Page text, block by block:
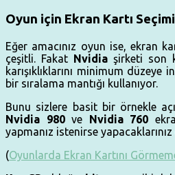
Oyun için Ekran Kartı Seçimi
Eğer amacınız oyun ise, ekran
çeşitli. Fakat Nvidia şirketi son
karışıklıklarını minimum
bir sıralama mantığı kullanıyor.
Bunu sizlere basit bir örnekle
Nvidia 980ve Nvidia 760
yapmanız istenirse
(Oyunlarda Ekran Kartını